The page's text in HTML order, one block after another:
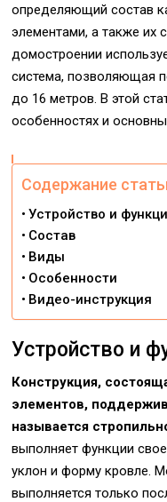
определяющий состав
элементами, а также их
домостроении
система, позволяющая
до 16 метров. В этой
особенностях и
Содержание
Устройство и
Состав
Виды
Особенности
Видео-инструкция
Устройство и
Конструкция,
элементов,
называется
выполняет функции
уклон и форму кровле.
выполняется только